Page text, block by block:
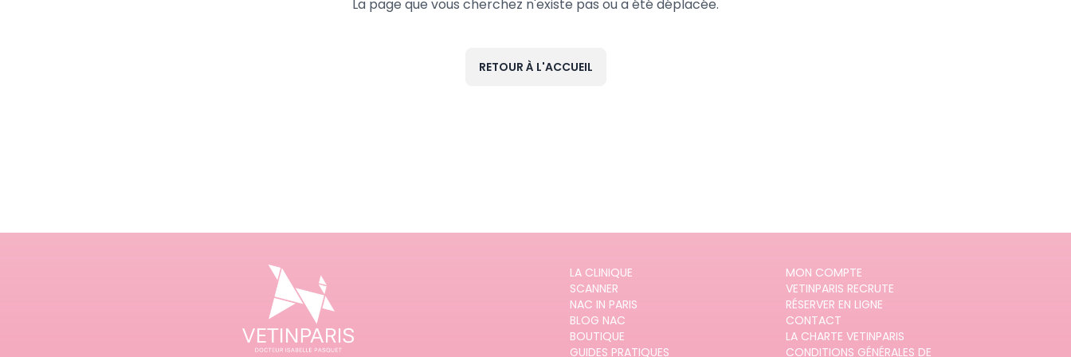
La page que vous cherchez n'existe pas ou a été déplacée.
RETOUR À L'ACCUEIL
LA CLINIQUE
SCANNER
NAC IN PARIS
BLOG NAC
BOUTIQUE
GUIDES PRATIQUES
MON COMPTE
VETINPARIS RECRUTE
RÉSERVER EN LIGNE
CONTACT
LA CHARTE VETINPARIS
CONDITIONS GÉNÉRALES DE